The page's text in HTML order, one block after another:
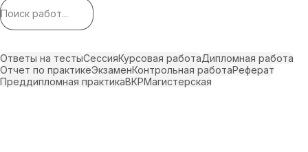
Ответы на тестыСессияКурсовая работаДипломная работа
Отчет по практикеЭкзаменКонтрольная работаРеферат
Преддипломная практикаВКРМагистерская